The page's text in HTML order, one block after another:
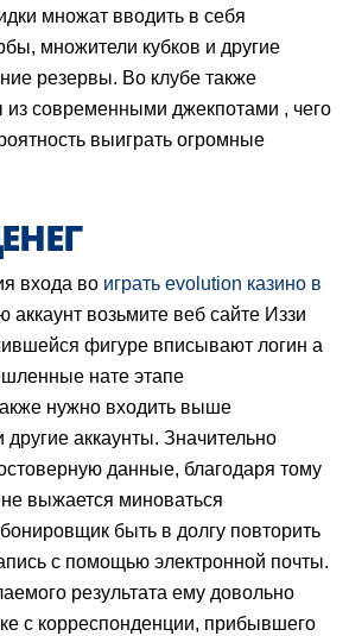
множат вводить в себя
множители кубков и другие
резервы. Во клубе также
современными джекпотами , чего
выиграть огромные
входа во играть evolution казино в
аккаунт возьмите веб сайте Иззи
фигуре вписывают логин а
нате этапе
нужно входить выше
аккаунты. Значительно
данные, благодаря тому
выжается миноваться
быть в долгу повторить
с помощью электронной почты.
результата ему довольно
с корреспонденции, прибывшего